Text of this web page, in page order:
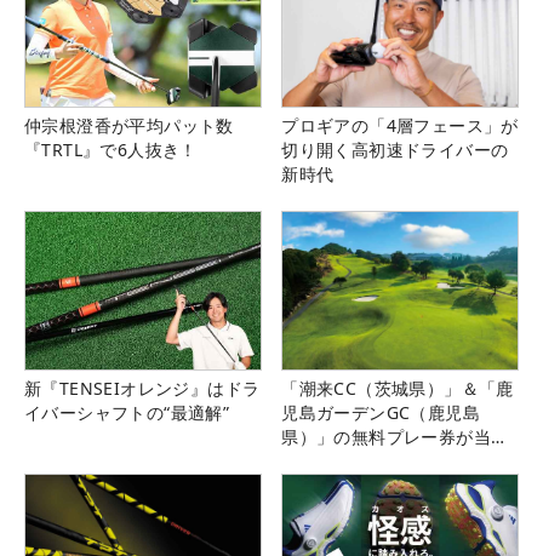
仲宗根澄香が平均パット数
『TRTL』で6人抜き！
プロギアの「4層フェース」が
切り開く高初速ドライバーの
新時代
新『TENSEIオレンジ』はドラ
イバーシャフトの“最適解”
「潮来CC（茨城県）」＆「鹿
児島ガーデンGC（鹿児島
県）」の無料プレー券が当た